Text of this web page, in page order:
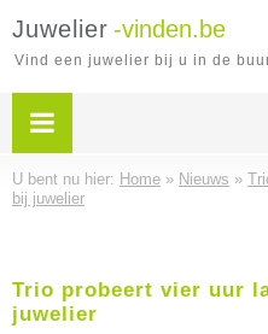
Juwelier -vinden.be
Vind een juwelier bij u in de
U bent nu hier: Home » Nieuws »
bij juwelier
Trio probeert vier uur
juwelier